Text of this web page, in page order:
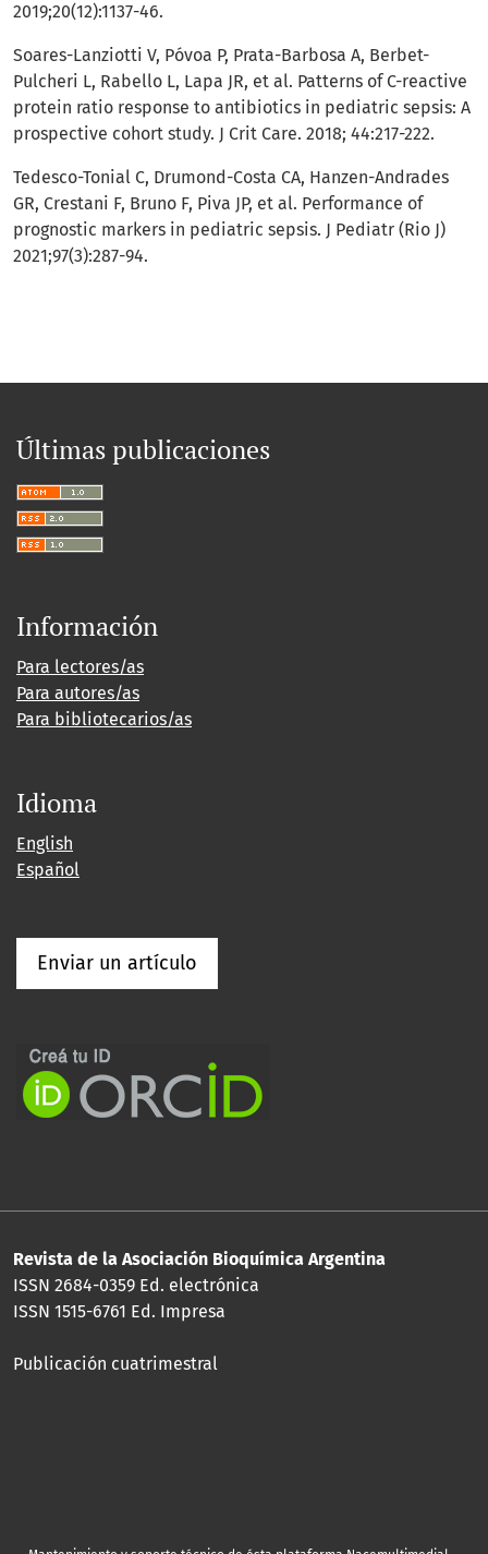
2019;20(12):1137-46.
Soares-Lanziotti V, Póvoa P, Prata-Barbosa A, Berbet-
Pulcheri L, Rabello L, Lapa JR, et al. Patterns of C-reactive
protein ratio response to antibiotics in pediatric sepsis: A
prospective cohort study. J Crit Care. 2018; 44:217-222.
Tedesco-Tonial C, Drumond-Costa CA, Hanzen-Andrades
GR, Crestani F, Bruno F, Piva JP, et al. Performance of
prognostic markers in pediatric sepsis. J Pediatr (Rio J)
2021;97(3):287-94.
Últimas publicaciones
Información
Para lectores/as
Para autores/as
Para bibliotecarios/as
Idioma
English
Español
Enviar un artículo
Revista de la Asociación Bioquímica Argentina
ISSN 2684-0359 Ed. electrónica
ISSN 1515-6761 Ed. Impresa
Publicación cuatrimestral